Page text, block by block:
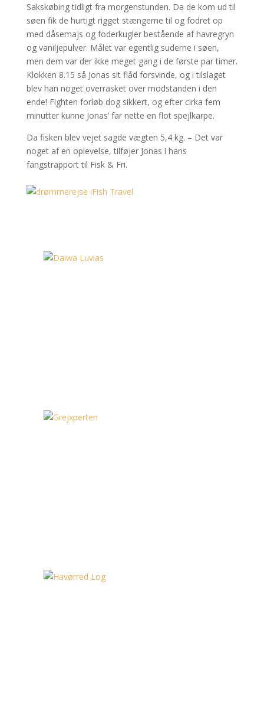
Sakskøbing tidligt fra morgenstunden. Da de kom ud til
søen fik de hurtigt rigget stængerne til og fodret op
med dåsemajs og foderkugler bestående af havregryn
og vaniljepulver. Målet var egentlig suderne i søen,
men dem var der ikke meget gang i de første par timer.
Klokken 8.15 så Jonas sit flåd forsvinde, og i tilslaget
blev han noget overrasket over modstanden i den
ende! Fighten forløb dog sikkert, og efter cirka fem
minutter kunne Jonas’ far nette en flot spejlkarpe.
Da fisken blev vejet sagde vægten 5,4 kg. – Det var
noget af en oplevelse, tilføjer Jonas i hans
fangstrapport til Fisk & Fri.